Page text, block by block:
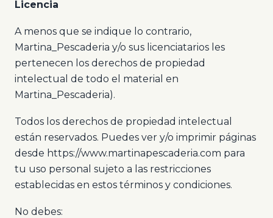
Licencia
A menos que se indique lo contrario,
Martina_Pescaderia y/o sus licenciatarios les
pertenecen los derechos de propiedad
intelectual de todo el material en
Martina_Pescaderia).
Todos los derechos de propiedad intelectual
están reservados. Puedes ver y/o imprimir páginas
desde https://www.martinapescaderia.com para
tu uso personal sujeto a las restricciones
establecidas en estos términos y condiciones.
No debes: